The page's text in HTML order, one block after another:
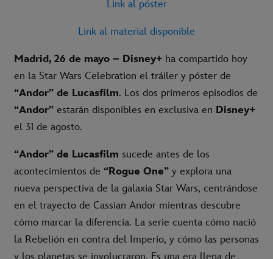
Link al póster
Link al material disponible
Madrid, 26 de mayo – Disney+ ha compartido hoy
en la Star Wars Celebration el tráiler y póster de
“Andor” de Lucasfilm. Los dos primeros episodios de
“Andor” estarán disponibles en exclusiva en Disney+
el 31 de agosto.
“Andor” de Lucasfilm sucede antes de los
acontecimientos de “Rogue One” y explora una
nueva perspectiva de la galaxia Star Wars, centrándose
en el trayecto de Cassian Andor mientras descubre
cómo marcar la diferencia. La serie cuenta cómo nació
la Rebelión en contra del Imperio, y cómo las personas
y los planetas se involucraron. Es una era llena de